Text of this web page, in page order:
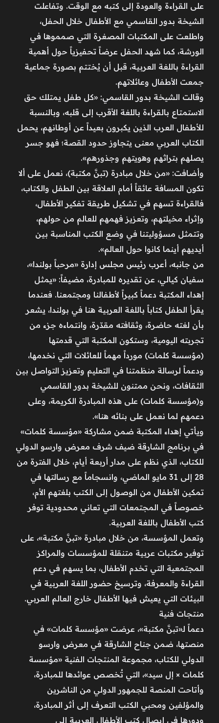
على القراءة والعودة إلى كتبه مع الوقت. وتفاعلت
الشيخة بدور القاسمي مع الأطفال خلال الحفل،
واطلعت على المكتبات المصغرة التي صمموها في
الورشة، كما شهد الحفل عرضاً تحفيزياً حول أهمية
القراءة باللغة العربية، قبل أن يُختتم بصورة جماعية
جمعت الأطفال وعائلاتهم.
وقالت الشيخة بدور القاسمي: «كل طفل يمتلك حق
الاستمتاع بالقراءة باللغة الأقرب إلى قلبه، وبالنسبة
للأطفال العرب الذين يكبرون بعيداً عن أوطانهم، يحمل
الكتاب العربي معنى يتجاوز حدود القصة؛ فهو جسر
يصلهم بتراثهم وهويتهم وجذورهم».
وأضافت: «من خلال مبادرة (تبنَّ مكتبة)، نعمل على ألا
تكون المسافة عائقاً أمام العلاقة بين الطفل والكتاب،
فالقراءة تسهم في تشكيل طريقة تفكير الأطفال،
وإثراء مخيلتهم، وتعزيز فهمهم للعالم من حولهم،
وتتمثل مسؤوليتنا في وضع الكتب المناسبة بين
أيديهم أينما كانوا حول العالم».
من جانبه، أعرب رئيس مجلس إدارة «مرحباً بولندا»،
سفيان كيالي، عن تقديره للمبادرة، مضيفاً: «يمثل
إهداء المكتبة دعماً كبيراً لأطفالنا ومجتمعنا. فعندما
يقرأ الطفل كتاباً باللغة العربية هنا في بولندا، يشعر
بأن لغته حاضرة، وثقافته مقدّرة، وانتماءه جزء من
تجربته اليومية، وستكون المكتبة التي قدمتها
(مؤسسة كلمات) مورداً مهماً للعائلات التي نخدمها،
ودعماً لرسالة منظمتنا في التعليم وتعزيز التواصل بين
الثقافات، ونحن ممتنون للشيخة بدور القاسمي
و(مؤسسة كلمات) على هذه المبادرة الكريمة، وعلى
دعمهم لما نعمل على بنائه هنا».
ويأتي إهداء المكتبة ضمن مشاركة «مؤسسة كلمات»
في برنامج الشارقة ضيف شرف معرض وارسو الدولي
للكتاب، الذي نظم على مدار أربعة أيام، خلال الفترة من
28 إلى 31 مايو الماضي، وانسجاماً مع رسالتها في
تمكين الأطفال من الوصول إلى الكتب بلغتهم الأم،
خصوصاً في المجتمعات التي تعاني محدودية توفر
كتب الأطفال باللغة العربية.
وتعمل المؤسسة، من خلال مبادرة «تبنَّ مكتبة»، على
توفير مكتبات عربية متنقلة للمؤسسات والمراكز
المجتمعية التي تخدم الأطفال، بما يسهم في دعم
القراءة والمعرفة، وترسيخ حضور اللغة العربية في
البيئات التي يعيش فيها الأطفال خارج العالم العربي.
منتجات فنية
دعماً لـ«تبنَّ مكتبة»، عرضت «مؤسسة كلمات» في
منصتها، ضمن جناح الشارقة في معرض وارسو
الدولي للكتاب، مجموعة المنتجات الفنية «مؤسسة
كلمات × إل سيد»، التي تُخصص عوائدها للمبادرة،
وأتاحت المنصة للجمهور الدولي من الناشرين
والمؤلفين ومحبي الكتب التعرف إلى أثر المبادرة،
ودورها في إيصال كتب الأطفال العربية إلى